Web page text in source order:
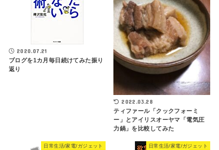
2020.07.21
ブログを1カ月毎日続けてみた振り
返り
2022.03.28
ティファール「クックフォーミ
ー」とアイリスオーヤマ「電気圧
力鍋」を比較してみた
日常生活/家電/ガジェット 日常生活/家電/ガジェット